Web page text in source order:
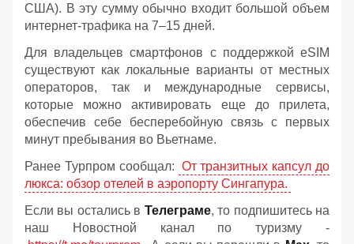
США). В эту сумму обычно входит большой объем
интернет-трафика на 7–15 дней.
Для владельцев смартфонов с поддержкой eSIM
существуют как локальные варианты от местных
операторов, так и международные сервисы,
которые можно активировать еще до прилета,
обеспечив себе бесперебойную связь с первых
минут пребывания во Вьетнаме.
Ранее Турпром сообщал: От транзитных капсул до
люкса: обзор отелей в аэропорту Сингапура.
Если вы остались в Телеграме, то подпишитесь на
наш Новостной канал по туризму -